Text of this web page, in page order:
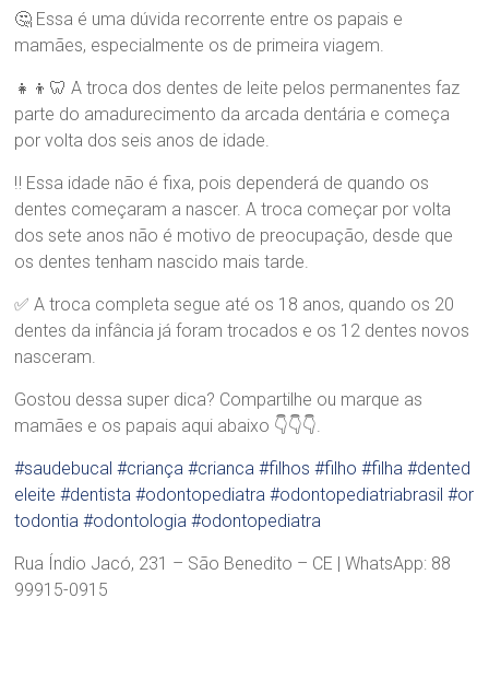
r
a
S
n
d
a
B
r
a
d
ã
🤔 Essa é uma dúvida recorrente entre os papais e
mamães, especialmente os de primeira viagem.
👧👦🦷 A troca dos dentes de leite pelos permanentes faz
parte do amadurecimento da arcada dentária e começa
por volta dos seis anos de idade.
‼ Essa idade não é fixa, pois dependerá de quando os
dentes começaram a nascer. A troca começar por volta
dos sete anos não é motivo de preocupação, desde que
os dentes tenham nascido mais tarde.
✅ A troca completa segue até os 18 anos, quando os 20
dentes da infância já foram trocados e os 12 dentes novos
nasceram.
Gostou dessa super dica? Compartilhe ou marque as
mamães e os papais aqui abaixo 👇👇👇.
#saudebucal #criança #crianca #filhos #filho #filha #dented
eleite #dentista #odontopediatra #odontopediatriabrasil #or
todontia #odontologia #odontopediatra
Rua Índio Jacó, 231 – São Benedito – CE | WhatsApp: 88
99915-0915